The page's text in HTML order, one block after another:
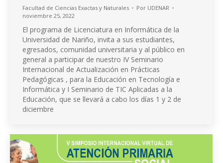
Facultad de Ciencias Exactas y Naturales Por UDENAR
noviembre 25, 2022
El programa de Licenciatura en Informática de la
Universidad de Nariño, invita a sus estudiantes,
egresados, comunidad universitaria y al público en
general a participar de nuestro IV Seminario
Internacional de Actualización en Prácticas
Pedagógicas , para la Educación en Tecnología e
Informática y I Seminario de TIC Aplicadas a la
Educación, que se llevará a cabo los días 1 y 2 de
diciembre